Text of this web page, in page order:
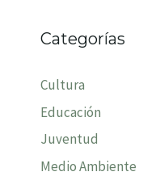
Categorías
Cultura
Educación
Juventud
Medio Ambiente